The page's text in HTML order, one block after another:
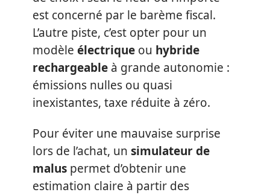
est concerné par le barème fiscal.
L’autre piste, c’est opter pour un
modèle électrique ou hybride
rechargeable à grande autonomie :
émissions nulles ou quasi
inexistantes, taxe réduite à zéro.
Pour éviter une mauvaise surprise
lors de l’achat, un simulateur de
malus permet d’obtenir une
estimation claire à partir des